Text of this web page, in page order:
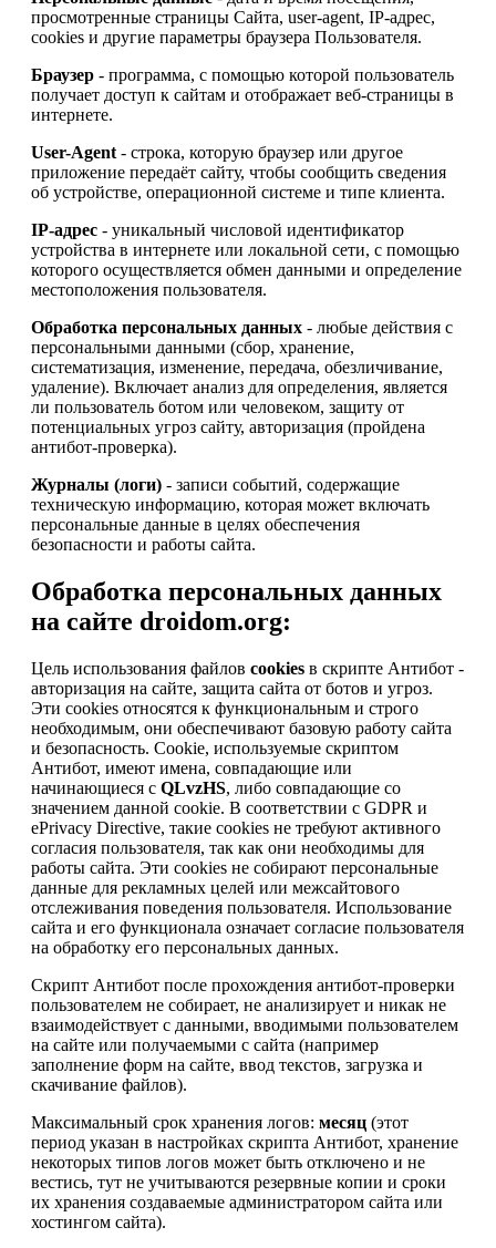
просмотренные страницы Сайта, user-agent, IP-адрес,
cookies и другие параметры браузера Пользователя.
Браузер - программа, с помощью которой пользователь
получает доступ к сайтам и отображает веб-страницы в
интернете.
User-Agent - строка, которую браузер или другое
приложение передаёт сайту, чтобы сообщить сведения
об устройстве, операционной системе и типе клиента.
IP-адрес - уникальный числовой идентификатор
устройства в интернете или локальной сети, с помощью
которого осуществляется обмен данными и определение
местоположения пользователя.
Обработка персональных данных - любые действия с
персональными данными (сбор, хранение,
систематизация, изменение, передача, обезличивание,
удаление). Включает анализ для определения, является
ли пользователь ботом или человеком, защиту от
потенциальных угроз сайту, авторизация (пройдена
антибот-проверка).
Журналы (логи) - записи событий, содержащие
техническую информацию, которая может включать
персональные данные в целях обеспечения
безопасности и работы сайта.
Обработка персональных данных
на сайте droidom.org:
Цель использования файлов cookies в скрипте Антибот -
авторизация на сайте, защита сайта от ботов и угроз.
Эти cookies относятся к функциональным и строго
необходимым, они обеспечивают базовую работу сайта
и безопасность. Cookie, используемые скриптом
Антибот, имеют имена, совпадающие или
начинающиеся с QLvzHS, либо совпадающие со
значением данной cookie. В соответствии с GDPR и
ePrivacy Directive, такие cookies не требуют активного
согласия пользователя, так как они необходимы для
работы сайта. Эти cookies не собирают персональные
данные для рекламных целей или межсайтового
отслеживания поведения пользователя. Использование
сайта и его функционала означает согласие пользователя
на обработку его персональных данных.
Скрипт Антибот после прохождения антибот-проверки
пользователем не собирает, не анализирует и никак не
взаимодействует с данными, вводимыми пользователем
на сайте или получаемыми с сайта (например
заполнение форм на сайте, ввод текстов, загрузка и
скачивание файлов).
Максимальный срок хранения логов: месяц (этот
период указан в настройках скрипта Антибот, хранение
некоторых типов логов может быть отключено и не
вестись, тут не учитываются резервные копии и сроки
их хранения создаваемые администратором сайта или
хостингом сайта).